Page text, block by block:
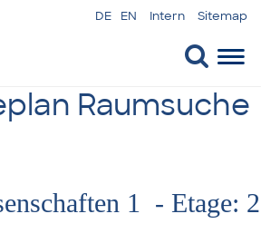
DE EN Intern Sitemap
Raumsuche
1 - Etage: 2